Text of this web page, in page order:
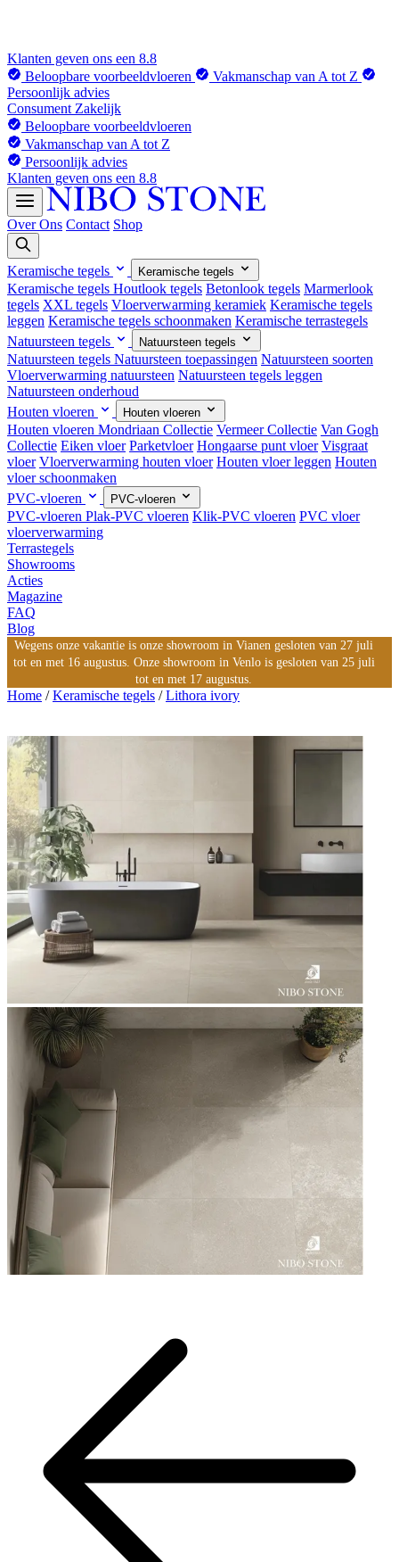
Klanten geven ons een 8.8
Beloopbare voorbeeldvloeren
Vakmanschap van A tot Z
Persoonlijk advies
Consument Zakelijk
Beloopbare voorbeeldvloeren
Vakmanschap van A tot Z
Persoonlijk advies
Klanten geven ons een 8.8
Over Ons Contact Shop
Keramische tegels Keramische tegels
Keramische tegels Houtlook tegels Betonlook tegels Marmerlook
tegels XXL tegels Vloerverwarming keramiek Keramische tegels
leggen Keramische tegels schoonmaken Keramische terrastegels
Natuursteen tegels
Natuursteen tegels
Natuursteen tegels Natuursteen toepassingen Natuursteen soorten
Vloerverwarming natuursteen Natuursteen tegels leggen
Natuursteen onderhoud
Houten vloeren
Houten vloeren
Houten vloeren Mondriaan Collectie Vermeer Collectie Van Gogh
Collectie Eiken vloer Parketvloer Hongaarse punt vloer Visgraat
vloer Vloerverwarming houten vloer Houten vloer leggen Houten
vloer schoonmaken
PVC-vloeren
PVC-vloeren
PVC-vloeren Plak-PVC vloeren Klik-PVC vloeren PVC vloer
vloerverwarming
Terrastegels
Showrooms
Acties
Magazine
FAQ
Blog
Wegens onze vakantie is onze showroom in Vianen gesloten van 27 juli
tot en met 16 augustus. Onze showroom in Venlo is gesloten van 25 juli
tot en met 17 augustus.
Home /Keramische tegels /Lithora ivory